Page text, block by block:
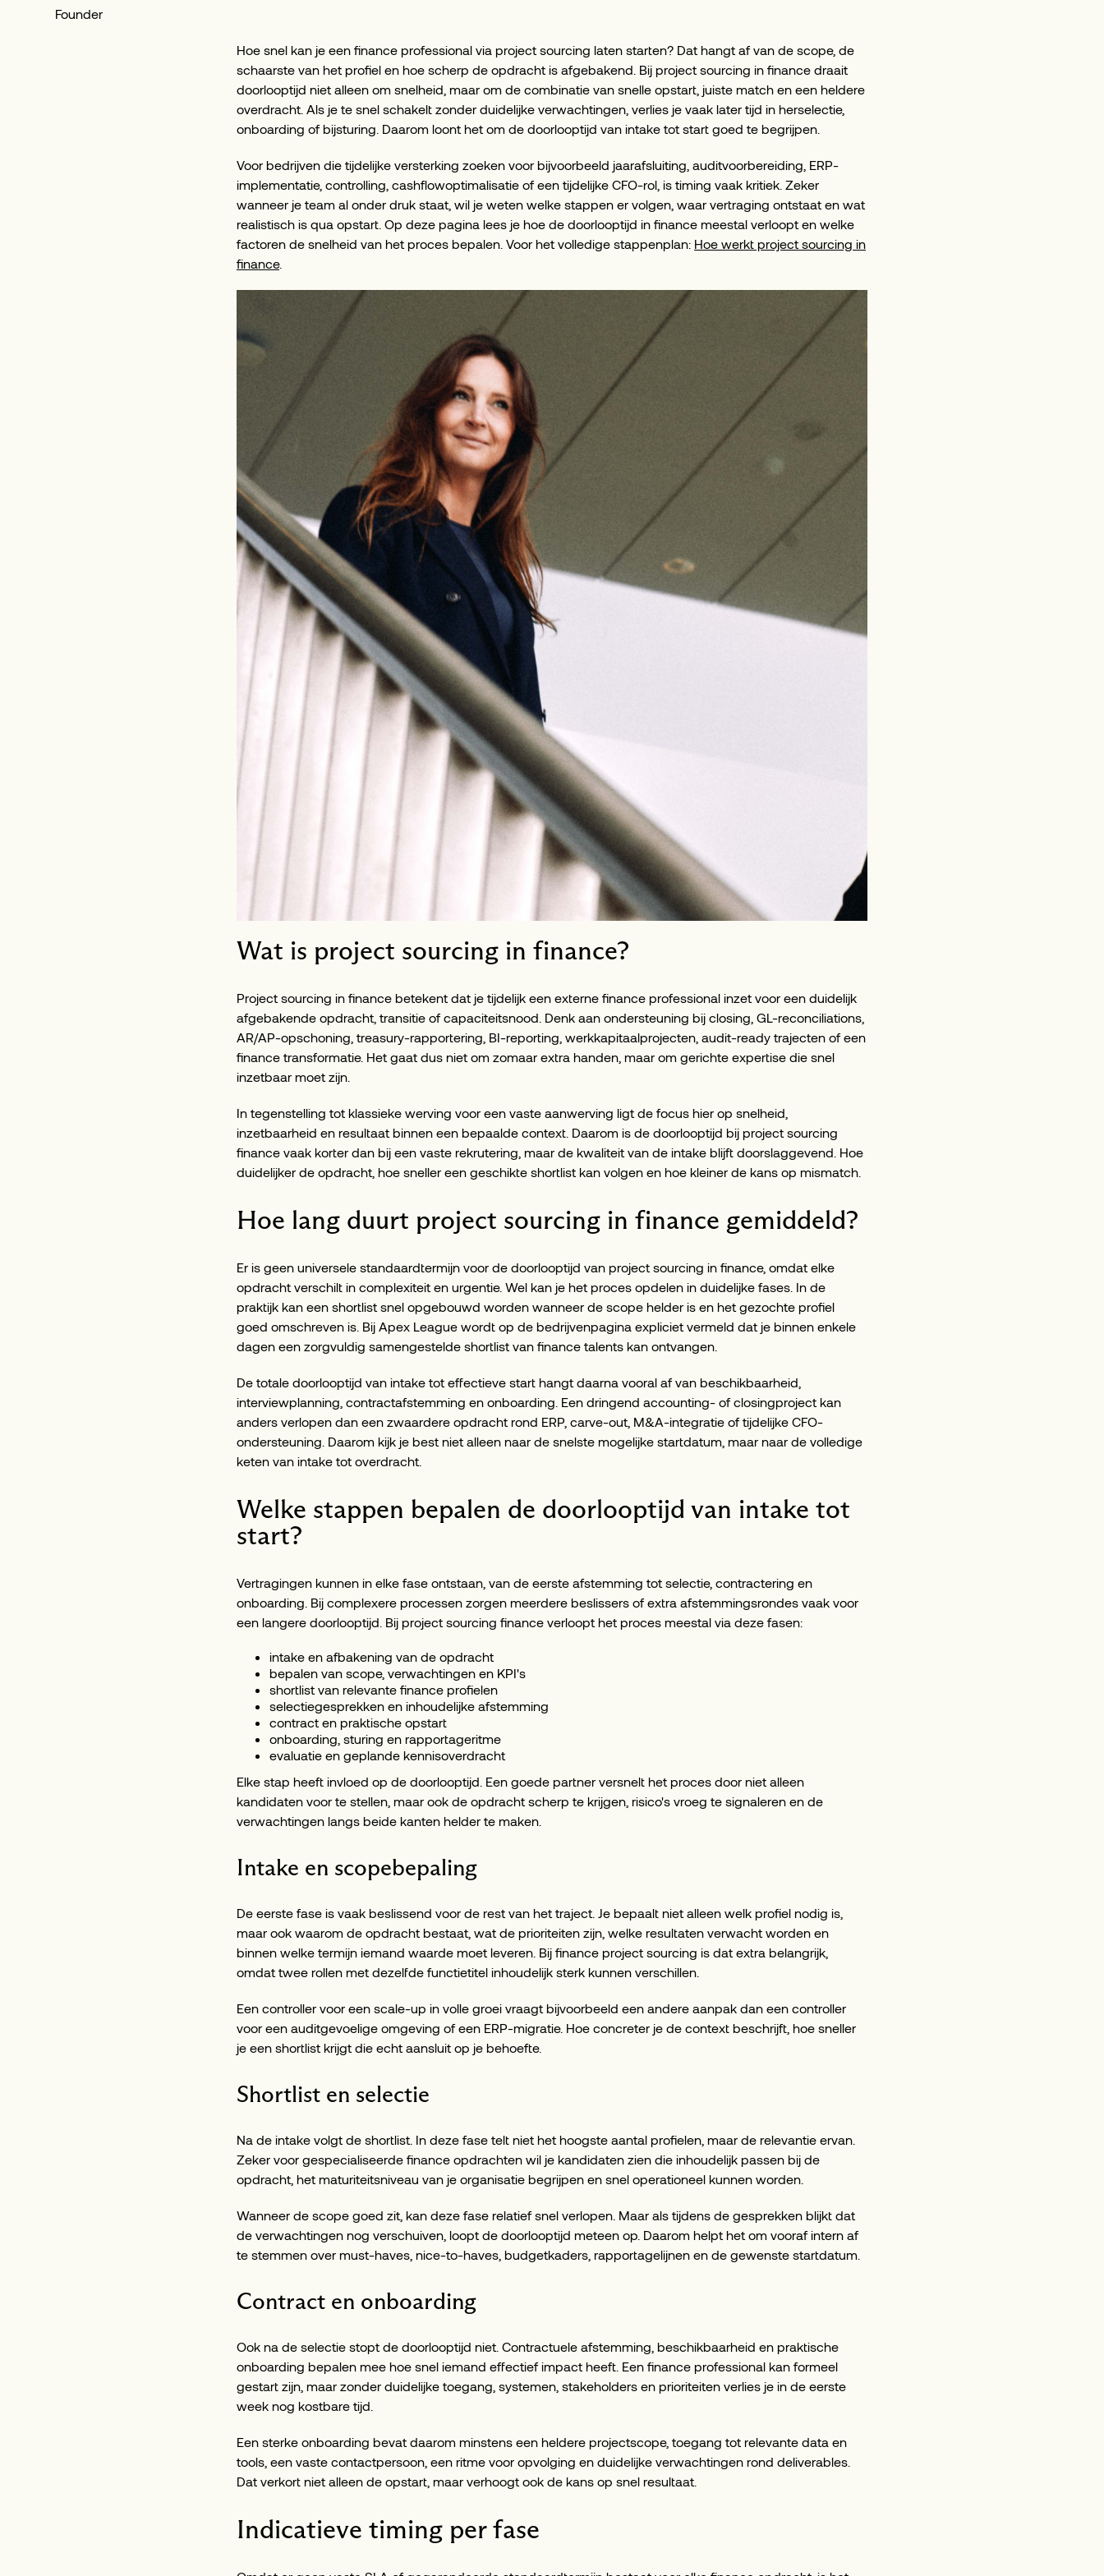
Founder
Hoe snel kan je een finance professional via project sourcing laten starten? Dat hangt af van de scope, de
schaarste van het profiel en hoe scherp de opdracht is afgebakend. Bij project sourcing in finance draait
doorlooptijd niet alleen om snelheid, maar om de combinatie van snelle opstart, juiste match en een heldere
overdracht. Als je te snel schakelt zonder duidelijke verwachtingen, verlies je vaak later tijd in herselectie,
onboarding of bijsturing. Daarom loont het om de doorlooptijd van intake tot start goed te begrijpen.
Voor bedrijven die tijdelijke versterking zoeken voor bijvoorbeeld jaarafsluiting, auditvoorbereiding, ERP-
implementatie, controlling, cashflowoptimalisatie of een tijdelijke CFO-rol, is timing vaak kritiek. Zeker
wanneer je team al onder druk staat, wil je weten welke stappen er volgen, waar vertraging ontstaat en wat
realistisch is qua opstart. Op deze pagina lees je hoe de doorlooptijd in finance meestal verloopt en welke
factoren de snelheid van het proces bepalen. Voor het volledige stappenplan: Hoe werkt project sourcing in
finance.
Wat is project sourcing in finance?
Project sourcing in finance betekent dat je tijdelijk een externe finance professional inzet voor een duidelijk
afgebakende opdracht, transitie of capaciteitsnood. Denk aan ondersteuning bij closing, GL-reconciliations,
AR/AP-opschoning, treasury-rapportering, BI-reporting, werkkapitaalprojecten, audit-ready trajecten of een
finance transformatie. Het gaat dus niet om zomaar extra handen, maar om gerichte expertise die snel
inzetbaar moet zijn.
In tegenstelling tot klassieke werving voor een vaste aanwerving ligt de focus hier op snelheid,
inzetbaarheid en resultaat binnen een bepaalde context. Daarom is de doorlooptijd bij project sourcing
finance vaak korter dan bij een vaste rekrutering, maar de kwaliteit van de intake blijft doorslaggevend. Hoe
duidelijker de opdracht, hoe sneller een geschikte shortlist kan volgen en hoe kleiner de kans op mismatch.
Hoe lang duurt project sourcing in finance gemiddeld?
Er is geen universele standaardtermijn voor de doorlooptijd van project sourcing in finance, omdat elke
opdracht verschilt in complexiteit en urgentie. Wel kan je het proces opdelen in duidelijke fases. In de
praktijk kan een shortlist snel opgebouwd worden wanneer de scope helder is en het gezochte profiel
goed omschreven is. Bij Apex League wordt op de bedrijvenpagina expliciet vermeld dat je binnen enkele
dagen een zorgvuldig samengestelde shortlist van finance talents kan ontvangen.
De totale doorlooptijd van intake tot effectieve start hangt daarna vooral af van beschikbaarheid,
interviewplanning, contractafstemming en onboarding. Een dringend accounting- of closingproject kan
anders verlopen dan een zwaardere opdracht rond ERP, carve-out, M&A-integratie of tijdelijke CFO-
ondersteuning. Daarom kijk je best niet alleen naar de snelste mogelijke startdatum, maar naar de volledige
keten van intake tot overdracht.
Welke stappen bepalen de doorlooptijd van intake tot
start?
Vertragingen kunnen in elke fase ontstaan, van de eerste afstemming tot selectie, contractering en
onboarding. Bij complexere processen zorgen meerdere beslissers of extra afstemmingsrondes vaak voor
een langere doorlooptijd. Bij project sourcing finance verloopt het proces meestal via deze fasen:
intake en afbakening van de opdracht
bepalen van scope, verwachtingen en KPI's
shortlist van relevante finance profielen
selectiegesprekken en inhoudelijke afstemming
contract en praktische opstart
onboarding, sturing en rapportageritme
evaluatie en geplande kennisoverdracht
Elke stap heeft invloed op de doorlooptijd. Een goede partner versnelt het proces door niet alleen
kandidaten voor te stellen, maar ook de opdracht scherp te krijgen, risico's vroeg te signaleren en de
verwachtingen langs beide kanten helder te maken.
Intake en scopebepaling
De eerste fase is vaak beslissend voor de rest van het traject. Je bepaalt niet alleen welk profiel nodig is,
maar ook waarom de opdracht bestaat, wat de prioriteiten zijn, welke resultaten verwacht worden en
binnen welke termijn iemand waarde moet leveren. Bij finance project sourcing is dat extra belangrijk,
omdat twee rollen met dezelfde functietitel inhoudelijk sterk kunnen verschillen.
Een controller voor een scale-up in volle groei vraagt bijvoorbeeld een andere aanpak dan een controller
voor een auditgevoelige omgeving of een ERP-migratie. Hoe concreter je de context beschrijft, hoe sneller
je een shortlist krijgt die echt aansluit op je behoefte.
Shortlist en selectie
Na de intake volgt de shortlist. In deze fase telt niet het hoogste aantal profielen, maar de relevantie ervan.
Zeker voor gespecialiseerde finance opdrachten wil je kandidaten zien die inhoudelijk passen bij de
opdracht, het maturiteitsniveau van je organisatie begrijpen en snel operationeel kunnen worden.
Wanneer de scope goed zit, kan deze fase relatief snel verlopen. Maar als tijdens de gesprekken blijkt dat
de verwachtingen nog verschuiven, loopt de doorlooptijd meteen op. Daarom helpt het om vooraf intern af
te stemmen over must-haves, nice-to-haves, budgetkaders, rapportagelijnen en de gewenste startdatum.
Contract en onboarding
Ook na de selectie stopt de doorlooptijd niet. Contractuele afstemming, beschikbaarheid en praktische
onboarding bepalen mee hoe snel iemand effectief impact heeft. Een finance professional kan formeel
gestart zijn, maar zonder duidelijke toegang, systemen, stakeholders en prioriteiten verlies je in de eerste
week nog kostbare tijd.
Een sterke onboarding bevat daarom minstens een heldere projectscope, toegang tot relevante data en
tools, een vaste contactpersoon, een ritme voor opvolging en duidelijke verwachtingen rond deliverables.
Dat verkort niet alleen de opstart, maar verhoogt ook de kans op snel resultaat.
Indicatieve timing per fase